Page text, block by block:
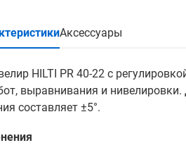
Аксессуары
HILTI PR 40-22 с
выравнивания и
составляет ±5°.